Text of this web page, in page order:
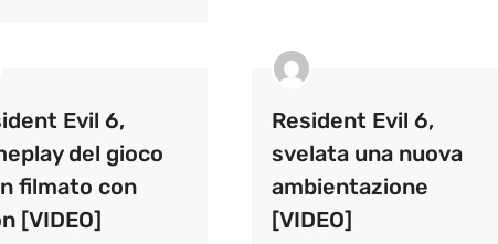
Evil 6,
del gioco
filmato con
[VIDEO]
Resident Evil 6,
svelata una nuova
ambientazione
[VIDEO]